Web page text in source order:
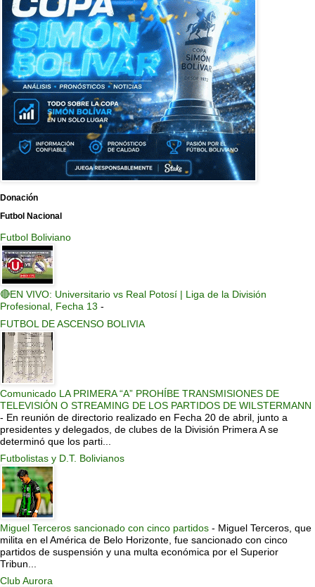
Donación
Futbol Nacional
Futbol Boliviano
🔴EN VIVO: Universitario vs Real Potosí | Liga de la División
Profesional, Fecha 13 -
FUTBOL DE ASCENSO BOLIVIA
Comunicado LA PRIMERA “A” PROHÍBE TRANSMISIONES DE
TELEVISIÓN O STREAMING DE LOS PARTIDOS DE WILSTERMANN
- En reunión de directorio realizado en Fecha 20 de abril, junto a
presidentes y delegados, de clubes de la División Primera A se
determinó que los parti...
Futbolistas y D.T. Bolivianos
Miguel Terceros sancionado con cinco partidos - Miguel Terceros, que
milita en el América de Belo Horizonte, fue sancionado con cinco
partidos de suspensión y una multa económica por el Superior
Tribun...
Club Aurora